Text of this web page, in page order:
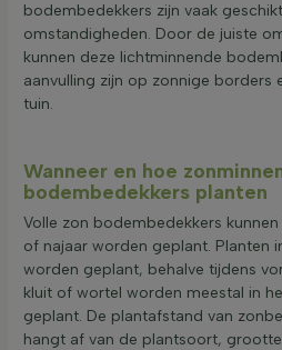
bodembedekkers zijn vaak
omstandigheden. Door de juiste
kunnen deze lichtminnende
aanvulling zijn op zonnige borders
tuin.
Wanneer en hoe
bodembedekkers planten
Volle zon bodembedekkers
of najaar worden geplant. Planten
worden geplant, behalve tijdens
kluit of wortel worden meestal in
geplant. De plantafstand van
hangt af van de plantsoort,